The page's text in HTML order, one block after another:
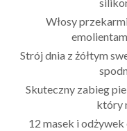
Włosy
Strój dnia z żółtym
Skuteczny zabieg
który
12 masek i